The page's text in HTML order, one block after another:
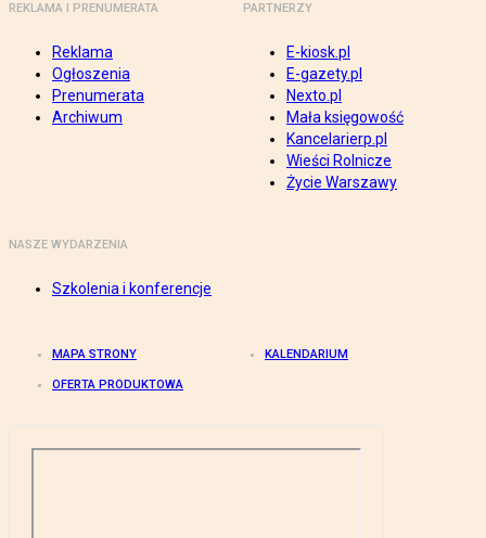
REKLAMA I PRENUMERATA
Reklama
Ogłoszenia
Prenumerata
Archiwum
PARTNERZY
E-kiosk.pl
E-gazety.pl
Nexto.pl
Mała księgowość
Kancelarierp.pl
Wieści Rolnicze
Życie Warszawy
NASZE WYDARZENIA
Szkolenia i konferencje
MAPA STRONY KALENDARIUM
OFERTA PRODUKTOWA